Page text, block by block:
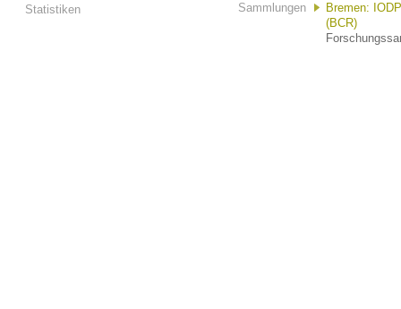
Statistiken
Sammlungen
Bremen:
(BCR)